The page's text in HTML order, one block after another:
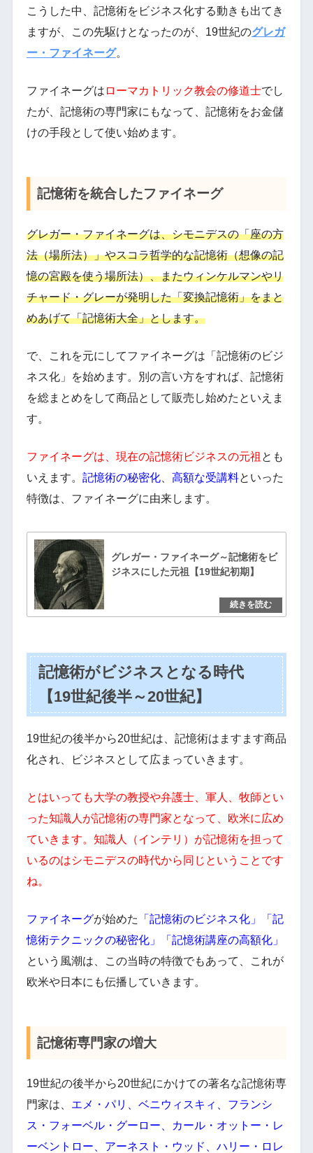
こうした中、記憶術をビジネス化する動きも出てき
ますが、この先駆けとなったのが、19世紀のグレガ
ー・ファイネーグ。
ファイネーグは ローマカトリック教会の修道士でし
たが、記憶術の専門家にもなって、記憶術をお金儲
けの手段として使い始めます。
記憶術を統合したファイネーグ
グレガー・ファイネーグは、シモニデスの「座の方
法（場所法）」やスコラ哲学的な記憶術（想像の記
憶の宮殿を使う場所法）、またウィンケルマンやリ
チャード・グレーが発明した「変換記憶術」をまと
めあげて「記憶術大全」とします。
で、これを元にしてファイネーグは「記憶術のビジ
ネス化」を始めます。別の言い方をすれば、記憶術
を総まとめをして商品として販売し始めたといえま
す。
ファイネーグは、現在の記憶術ビジネスの元祖 とも
いえます。 記憶術の秘密化、 高額な受講料といった
特徴は、ファイネーグに由来します。
グレガー・ファイネーグ～記憶術をビ
ジネスにした元祖【19世紀初期】
記憶術がビジネスとなる時代
【19世紀後半～20世紀】
19世紀の後半から20世紀は、記憶術はますます商品
化され、ビジネスとして広まっていきます。
とはいっても大学の教授や弁護士、軍人、牧師とい
った知識人が記憶術の専門家となって、欧米に広め
ていきます。知識人（インテリ）が記憶術を担って
いるのはシモニデスの時代から同じということです
ね。
ファイネーグが始めた
「記憶術のビジネス化」「記
憶術テクニックの秘密化」「記憶術講座の高額化」
という風潮は、この当時の特徴でもあって、これが
欧米や日本にも伝播していきます。
記憶術専門家の増大
19世紀の後半から20世紀にかけての著名な記憶術専
門家は、 エメ・パリ、ベニウィスキィ、フランシ
ス・フォーベル・グーロー、カール・オットー・レ
ーベントロー、アーネスト・ウッド、ハリー・ロレ